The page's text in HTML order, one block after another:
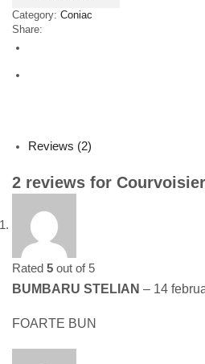
quantity
Category: Coniac
Share:
Reviews (2)
2 reviews for
Rated 5 out of 5
BUMBARU STELIAN – 14
FOARTE BUN